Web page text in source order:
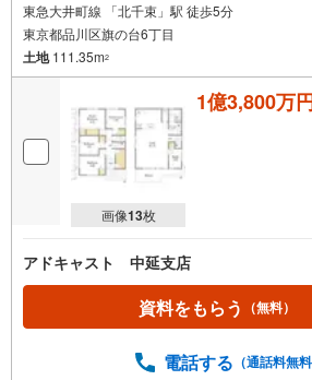
■お客様駐車場をご用意しております
詳しくはスタッフよりお伝えさせて頂きます
弊社が会員様のみにご提供する先行公開物件も
ームページにて会員登録ください
資料請求は【下部のオレンジ色資料請求ボタン】
い
東急大井町線 「北千束」駅 徒歩5分
東京都品川区旗の台6丁目
土地111.35m2
画像13枚
1億3,800万
アドキャスト 中延支店
資料をもらう （無料）
電話する （通話料無料